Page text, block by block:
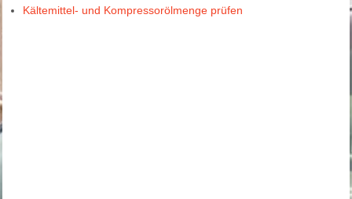
Kältemittel- und Kompressorölmenge prüfen